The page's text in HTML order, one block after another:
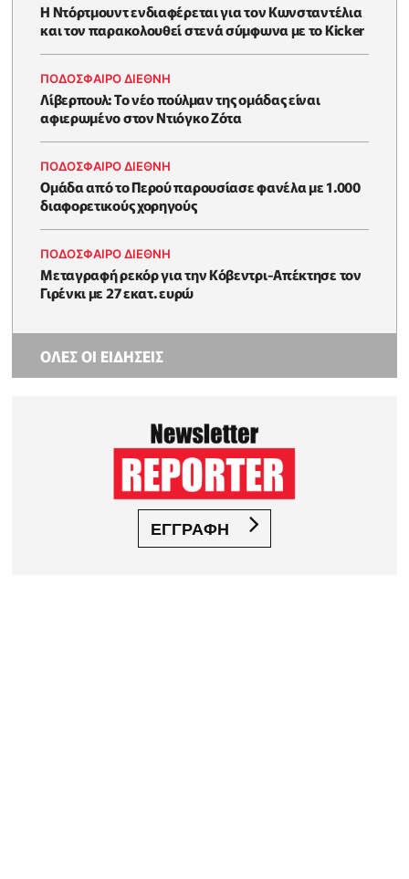
Η Ντόρτμουντ ενδιαφέρεται για τον Κωνσταντέλια
και τον παρακολουθεί στενά σύμφωνα με το Kicker
ΠΟΔΟΣΦΑΙΡΟ ΔΙΕΘΝΗ
Λίβερπουλ: Το νέο πούλμαν της ομάδας είναι
αφιερωμένο στον Ντιόγκο Ζότα
ΠΟΔΟΣΦΑΙΡΟ ΔΙΕΘΝΗ
Ομάδα από το Περού παρουσίασε φανέλα με 1.000
διαφορετικούς χορηγούς
ΠΟΔΟΣΦΑΙΡΟ ΔΙΕΘΝΗ
Μεταγραφή ρεκόρ για την Κόβεντρι-Απέκτησε τον
Γιρένκι με 27 εκατ. ευρώ
ΟΛΕΣ ΟΙ ΕΙΔΗΣΕΙΣ
ΕΓΓΡΑΦΗ